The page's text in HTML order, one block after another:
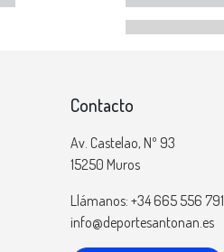
Contacto
Av. Castelao, Nº 93
15250 Muros
Llámanos: +34 665 556 791
info@deportesantonan.es